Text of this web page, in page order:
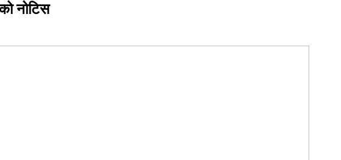
नोटिस